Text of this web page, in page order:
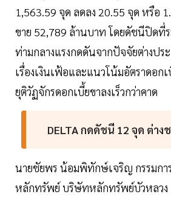
1,563.59 จุด ลดลง 20.55 จุด หรือ
ขาย 52,789 ล้านบาท โดยดัชนีปิดที่
ท่ามกลางแรงกดดันจากปัจจัยต่างปร
เรื่องเงินเฟ้อและแนวโน้มอัตราดอก
ยุติวัฏจักรดอกเบี้ยขาลงเร็วกว่าคาด
DELTA กดดัชนี 12 จุด ต่าง
นายชัยพร น้อมพิทักษ์เจริญ กรรมกา
หลักทรัพย์ บริษัทหลักทรัพย์บัวหลวง